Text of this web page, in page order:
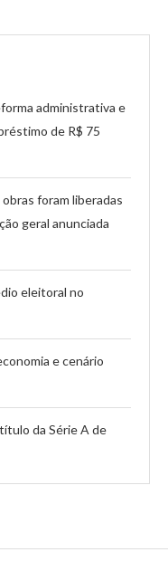
administrativa e
de R$ 75
foram liberadas
geral anunciada
eleitoral no
e cenário
da Série A de